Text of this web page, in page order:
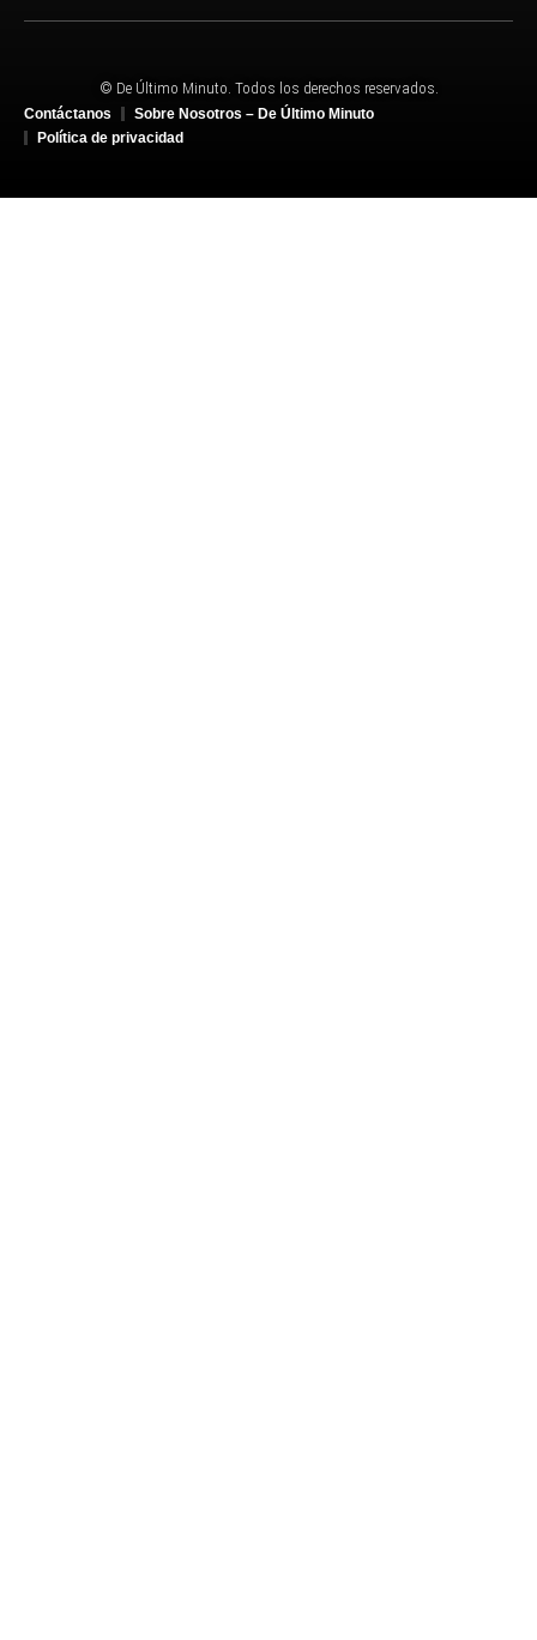
© De Último Minuto. Todos los derechos reservados.
Contáctanos
Sobre Nosotros – De Último Minuto
Política de privacidad